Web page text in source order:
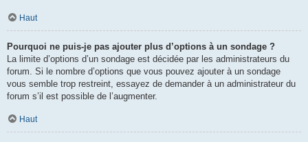
Haut
Pourquoi ne puis-je pas ajouter plus d’options à un sondage ?
La limite d’options d’un sondage est décidée par les administrateurs du
forum. Si le nombre d’options que vous pouvez ajouter à un sondage
vous semble trop restreint, essayez de demander à un administrateur du
forum s’il est possible de l’augmenter.
Haut